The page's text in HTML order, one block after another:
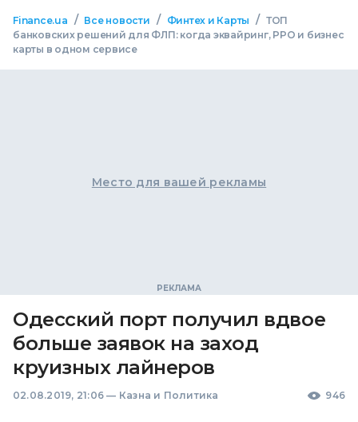
Finance.ua / Все новости / Финтех и Карты / ТОП
банковских решений для ФЛП: когда эквайринг, РРО и бизнес
карты в одном сервисе
Место для вашей рекламы
Одесский порт получил вдвое
больше заявок на заход
круизных лайнеров
02.08.2019, 21:06 — Казна и Политика 946